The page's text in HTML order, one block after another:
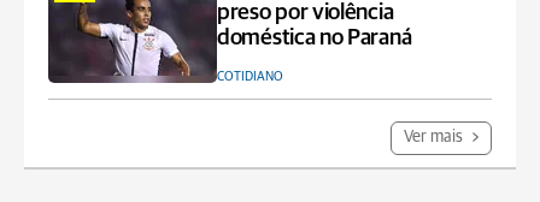
preso por violência
doméstica no Paraná
COTIDIANO
Ver mais